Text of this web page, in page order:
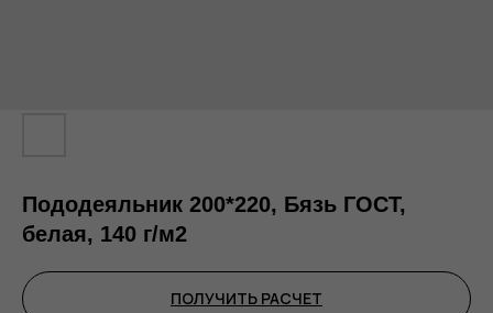
Пододеяльник 200*220, Бязь ГОСТ,
белая, 140 г/м2
ПОЛУЧИТЬ РАСЧЕТ